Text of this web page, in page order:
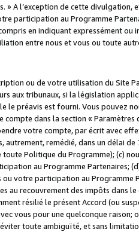
» A l’exception de cette
participation au Programme
en indiquant expressément
entre nous et vous ou toute
ou de votre utilisation du Site
aux tribunaux, si la législation
le préavis est fourni. Vous pouvez
dans la section « Paramètres
votre compte, par écrit avec
autrement, remédié, dans un délai
Politique du Programme); (c)
au Programme Partenaires;
votre participation au
recouvrement des impôts dans le
résilié le présent Accord (ou
vous pour une quelconque raison;
toute ambiguïté, et sans